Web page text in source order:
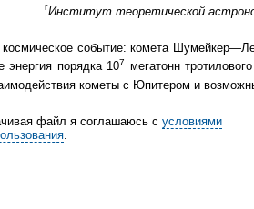
гИнститут теоретической
космическое событие: комета
порядка 107
мегатонн
кометы с Юпитером и
файл я соглашаюсь с условиями
.